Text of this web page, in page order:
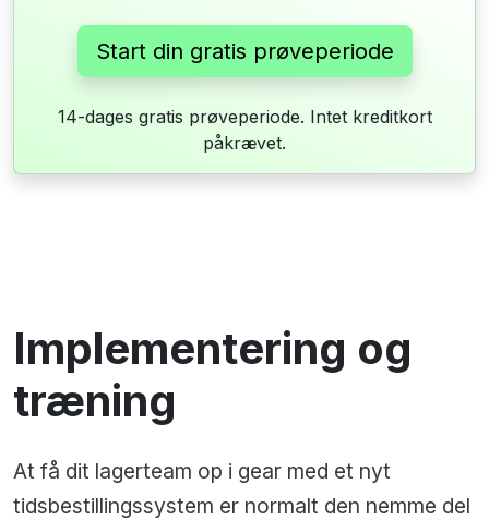
Start din gratis prøveperiode
14-dages gratis prøveperiode. Intet kreditkort
påkrævet.
Implementering og
træning
At få dit lagerteam op i gear med et nyt
tidsbestillingssystem er normalt den nemme del